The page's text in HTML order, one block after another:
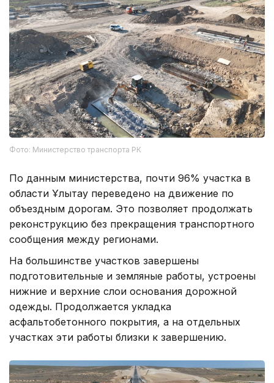
Фото: Министерство транспорта РК
По данным министерства, почти 96% участка в
области Ұлытау переведено на движение по
объездным дорогам. Это позволяет продолжать
реконструкцию без прекращения транспортного
сообщения между регионами.
На большинстве участков завершены
подготовительные и земляные работы, устроены
нижние и верхние слои основания дорожной
одежды. Продолжается укладка
асфальтобетонного покрытия, а на отдельных
участках эти работы близки к завершению.